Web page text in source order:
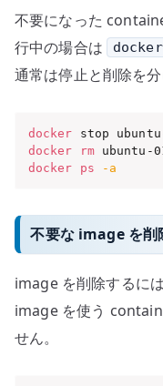
不要になった
行中の場合は
通常は停止と削除を分
docker
docker
rm
docker
ps -a
不要な image を削
image を削除するには
image を使う
せん。